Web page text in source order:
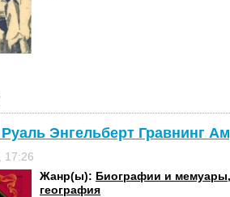
Энгельберт Гравнинг
17:26
Жанр(ы): Биографии и мемуары,
география